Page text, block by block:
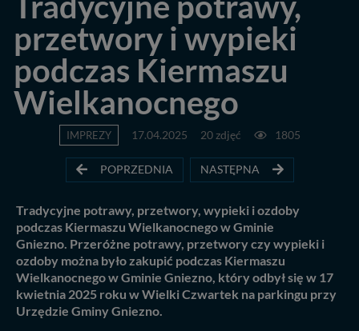
przetwory i wypieki
podczas Kiermaszu
Wielkanocnego
IMPREZY 17.04.2025 20 zdjęć 1805
POPRZEDNIA NASTĘPNA
Tradycyjne potrawy, przetwory, wypieki i ozdoby
podczas Kiermaszu Wielkanocnego w Gminie
Gniezno. Przeróżne potrawy, przetwory czy wypieki i
ozdoby można było zakupić podczas Kiermaszu
Wielkanocnego w Gminie Gniezno, który odbył się w 17
kwietnia 2025 roku w Wielki Czwartek na parkingu przy
Urzędzie Gminy Gniezno.